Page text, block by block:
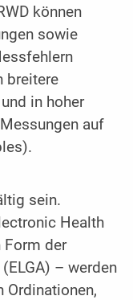
können
sowie
breitere
in hoher
auf
sein.
Health
Form der
– werden
Ordinationen,